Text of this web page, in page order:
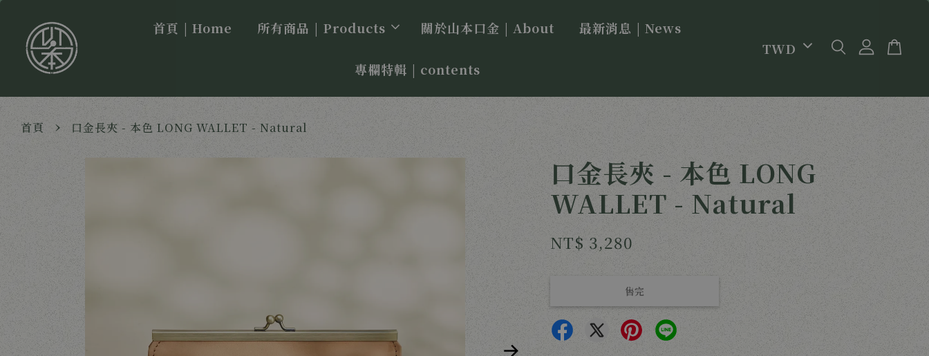
首頁 | Home 所有商品 | Products 關於山本口金 | About 最新消息 | News
專欄特輯 | contents
首頁 › 口金長夾 - 本色 LONG WALLET - Natural
口金長夾 - 本色 LONG
WALLET - Natural
NT$ 3,280
售完